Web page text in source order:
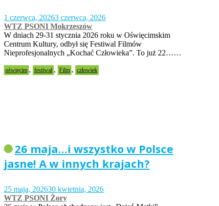
1 czerwca, 20263 czerwca, 2026
WTZ PSONI Mokrzeszów
W dniach 29-31 stycznia 2026 roku w Oświęcimskim
Centrum Kultury, odbył się Festiwal Filmów
Nieprofesjonalnych „Kochać Człowieka”. To już 22……
oświęcim , festiwal , Film , człowiek
26 maja…i wszystko w Polsce
jasne! A w innych krajach?
25 maja, 202630 kwietnia, 2026
WTZ PSONI Żory